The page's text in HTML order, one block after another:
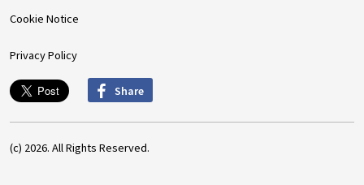
Cookie Notice
Privacy Policy
Share
(c) 2026. All Rights Reserved.